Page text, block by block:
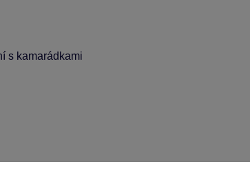
s kamarádkami